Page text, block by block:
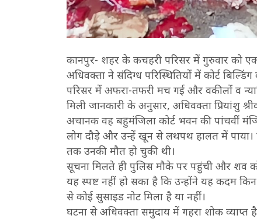
कानपुर- शहर के कचहरी परिसर में गुरुवार को
अधिवक्ता ने संदिग्ध परिस्थितियों में कोर्ट
परिसर में अफरा-तफरी मच गई और वकीलों व
मिली जानकारी के अनुसार, अधिवक्ता प्रियांशु
अचानक वह बहुमंजिला कोर्ट भवन की पांचवीं
लोग दौड़े और उन्हें खून से लथपथ हालत में
तक उनकी मौत हो चुकी थी।
सूचना मिलते ही पुलिस मौके पर पहुंची और शव
यह स्पष्ट नहीं हो सका है कि उन्होंने यह कदम
से कोई सुसाइड नोट मिला है या नहीं।
घटना से अधिवक्ता समुदाय में गहरा शोक